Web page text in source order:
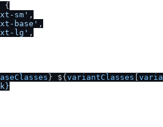
{
sm' ,
base' ,
lg' ,
} ${variantClasses [